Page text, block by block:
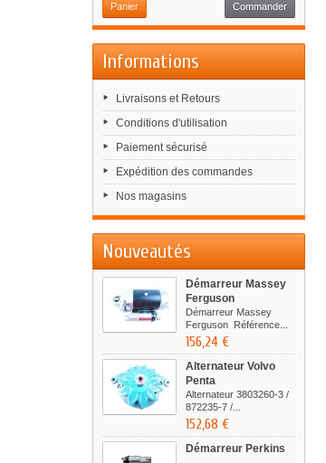
Panier Commander
Informations
Livraisons et Retours
Conditions d'utilisation
Paiement sécurisé
Expédition des commandes
Nos magasins
Nouveautés
Démarreur Massey
Ferguson
Démarreur Massey
Ferguson Référence...
156,24 €
Alternateur Volvo
Penta
Alternateur 3803260-3 /
872235-7 /...
152,68 €
Démarreur Perkins